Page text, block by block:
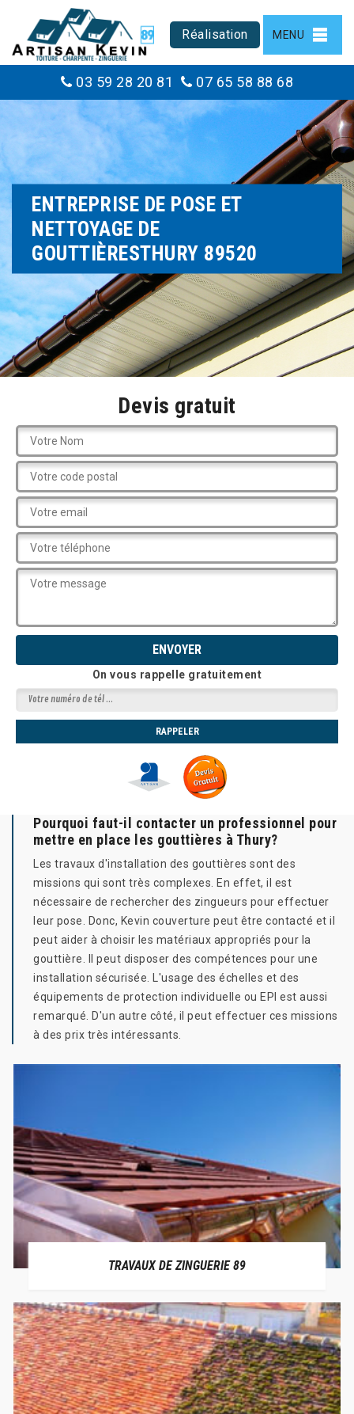
Réalisation MENU
03 59 28 20 81 07 65 58 88 68
ENTREPRISE DE POSE ET
NETTOYAGE DE
GOUTTIÈRESTHURY 89520
Devis gratuit
On vous rappelle gratuitement
Pourquoi faut-il contacter un professionnel pour
mettre en place les gouttières à Thury?
Les travaux d'installation des gouttières sont des
missions qui sont très complexes. En effet, il est
nécessaire de rechercher des zingueurs pour effectuer
leur pose. Donc, Kevin couverture peut être contacté et il
peut aider à choisir les matériaux appropriés pour la
gouttière. Il peut disposer des compétences pour une
installation sécurisée. L'usage des échelles et des
équipements de protection individuelle ou EPI est aussi
remarqué. D'un autre côté, il peut effectuer ces missions
à des prix très intéressants.
TRAVAUX DE ZINGUERIE 89